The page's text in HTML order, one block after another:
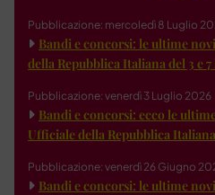
Pubblicazione: mercoledì 8 Luglio
Bandi e concorsi: le ultime
della Repubblica Italiana del 3 e
Pubblicazione: venerdì 3 Luglio 2026
Bandi e concorsi: ecco le
Ufficiale della Repubblica
Pubblicazione: venerdì 26 Giugno
Bandi e concorsi: le ultime